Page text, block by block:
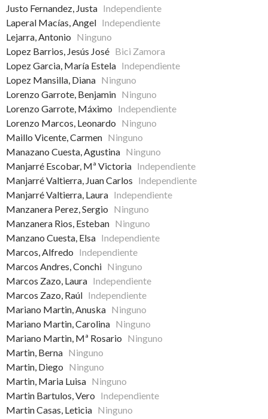
Justo Fernandez, Justa Independiente
Laperal Macías, Angel Independiente
Lejarra, Antonio Ninguno
Lopez Barrios, Jesús José Bici Zamora
Lopez Garcia, María Estela Independiente
Lopez Mansilla, Diana Ninguno
Lorenzo Garrote, Benjamin Ninguno
Lorenzo Garrote, Máximo Independiente
Lorenzo Marcos, Leonardo Ninguno
Maillo Vicente, Carmen Ninguno
Manazano Cuesta, Agustina Ninguno
Manjarré Escobar, Mª Victoria Independiente
Manjarré Valtierra, Juan Carlos Independiente
Manjarré Valtierra, Laura Independiente
Manzanera Perez, Sergio Ninguno
Manzanera Rios, Esteban Ninguno
Manzano Cuesta, Elsa Independiente
Marcos, Alfredo Independiente
Marcos Andres, Conchi Ninguno
Marcos Zazo, Laura Independiente
Marcos Zazo, Raúl Independiente
Mariano Martin, Anuska Ninguno
Mariano Martin, Carolina Ninguno
Mariano Martin, Mª Rosario Ninguno
Martin, Berna Ninguno
Martin, Diego Ninguno
Martin, Maria Luisa Ninguno
Martin Bartulos, Vero Independiente
Martin Casas, Leticia Ninguno